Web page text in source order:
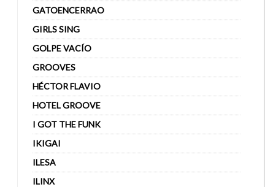
GATOENCERRAO
GIRLS SING
GOLPE VACÍO
GROOVES
HÉCTOR FLAVIO
HOTEL GROOVE
I GOT THE FUNK
IKIGAI
ILESA
ILINX